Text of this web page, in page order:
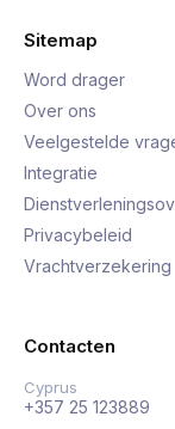
Sitemap
Word drager
Over ons
Veelgestelde
Integratie
Privacybeleid
Vrachtverzekering
Contacten
Cyprus
+357 25 123889